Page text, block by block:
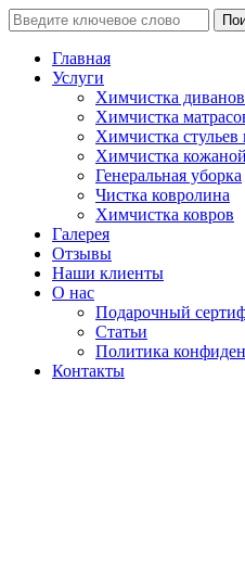
Главная
Услуги
Химчистка диванов
Химчистка
Химчистка стульев
Химчистка
Генеральная уборка
Чистка ковролина
Химчистка ковров
Галерея
Отзывы
Наши клиенты
О нас
Подарочный
Статьи
Политика
Контакты